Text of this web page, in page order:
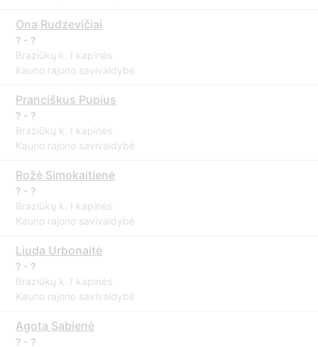
Ona Rudzevičiai
? - ?
Braziūkų k. I kapinės
Kauno rajono savivaldybė
Pranciškus Pupius
? - ?
Braziūkų k. I kapinės
Kauno rajono savivaldybė
Rožė Simokaitienė
? - ?
Braziūkų k. I kapinės
Kauno rajono savivaldybė
Liuda Urbonaitė
? - ?
Braziūkų k. I kapinės
Kauno rajono savivaldybė
Agota Sabienė
? - ?